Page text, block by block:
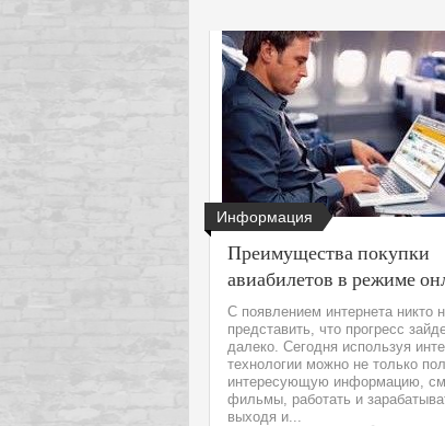
Информация
Преимущества покупки
авиабилетов в режиме
С появлением интернета никто
представить, что прогресс
далеко. Сегодня используя
технологии можно не только
интересующую информацию,
фильмы, работать и
выходя и...